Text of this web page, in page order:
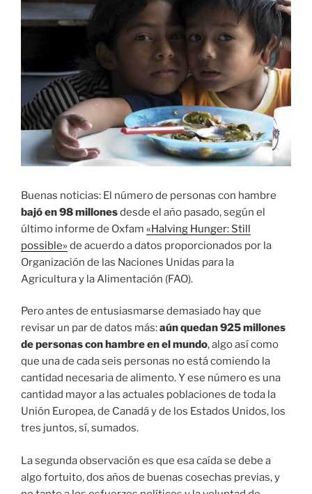
Buenas noticias: El número de personas con hambre
bajó en 98 millonesdesde el año pasado, según el
último informe de Oxfam «Halving Hunger: Still
possible» de acuerdo a datos proporcionados por la
Organización de las Naciones Unidas para la
Agricultura y la Alimentación (FAO).
Pero antes de entusiasmarse demasiado hay que
revisar un par de datos más:aún quedan 925 millones
de personas con hambre en el mundo, algo así como
que una de cada seis personas no está comiendo la
cantidad necesaria de alimento. Y ese número es una
cantidad mayor a las actuales poblaciones de toda la
Unión Europea, de Canadá y de los Estados Unidos, los
tres juntos, sí, sumados.
La segunda observación es que esa caída se debe a
algo fortuito, dos años de buenas cosechas previas, y